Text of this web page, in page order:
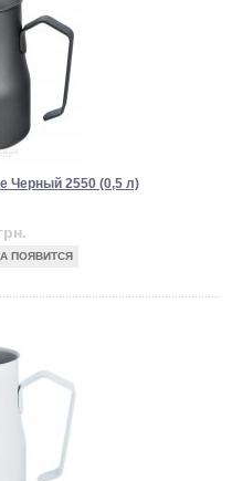
Черный 2550 (0,5 л)
ПОЯВИТСЯ